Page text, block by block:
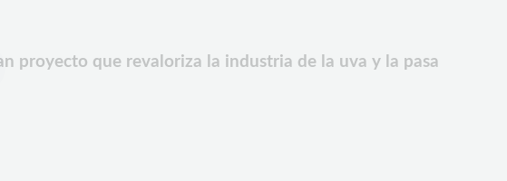
proyecto que revaloriza la industria de la uva y la pasa